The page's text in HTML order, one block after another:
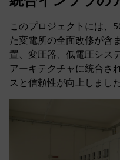
このプロジェクトには、
た変電所の全面改修が含
置、変圧器、低電圧シス
アーキテクチャに統合さ
スと信頼性が向上しました